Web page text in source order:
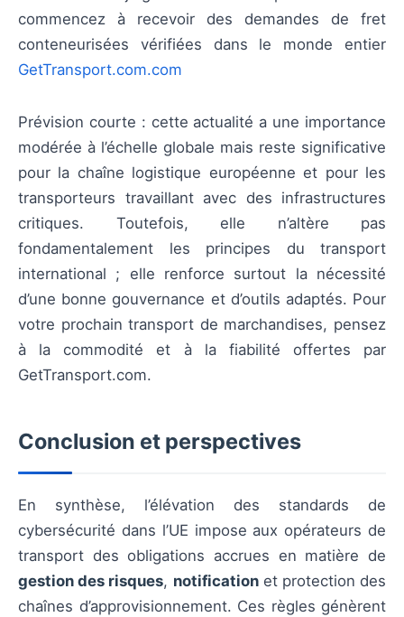
commencez à recevoir des demandes de fret
conteneurisées vérifiées dans le monde entier
GetTransport.com.com
Prévision courte : cette actualité a une importance
modérée à l’échelle globale mais reste significative
pour la chaîne logistique européenne et pour les
transporteurs travaillant avec des infrastructures
critiques. Toutefois, elle n’altère pas
fondamentalement les principes du transport
international ; elle renforce surtout la nécessité
d’une bonne gouvernance et d’outils adaptés. Pour
votre prochain transport de marchandises, pensez
à la commodité et à la fiabilité offertes par
GetTransport.com.
Conclusion et perspectives
En synthèse, l’élévation des standards de
cybersécurité dans l’UE impose aux opérateurs de
transport des obligations accrues en matière de
gestion des risques, notificationet protection des
chaînes d’approvisionnement. Ces règles génèrent